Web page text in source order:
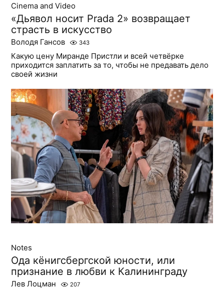
Cinema and Video
«Дьявол носит Prada 2» возвращает
страсть в искусство
Володя Гансов 343
Какую цену Миранде Пристли и всей четвёрке
приходится заплатить за то, чтобы не предавать дело
своей жизни
Notes
Ода кёнигсбергской юности, или
признание в любви к Калининграду
Лев Лоцман 207